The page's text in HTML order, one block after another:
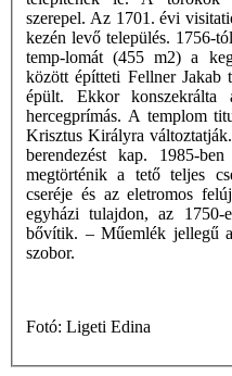
szerepel. Az 1701. évi
kezén levő település. 1756-
temp-lomát (455 m2) a
között építteti Fellner Jakab
épült. Ekkor konszekrálta
hercegprímás. A templom
Krisztus Királyra
berendezést kap. 1985-
megtörténik a tető teljes
cseréje és az eletromos
egyházi tulajdon, az 1750-
bővítik. – Műemlék jellegű
szobor.
Fotó: Ligeti Edina